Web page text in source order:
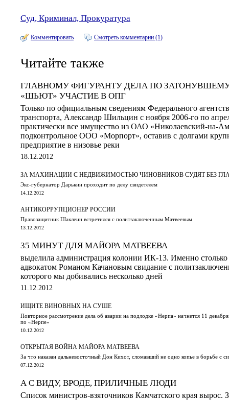
Суд, Криминал, Прокуратура
Комментировать Смотреть комментарии (1)
Читайте также
ГЛАВНОМУ ФИГУРАНТУ ДЕЛА ПО
«ШЬЮТ» УЧАСТИЕ В ОПГ
Только по официальным сведениям Федерального
транспорта, Александр Шильцин с ноября 2006-го по
практически все имущество из ОАО «Николаевский-на-
подконтрольное ООО «Морпорт», оставив с долгами
предприятие в низовье реки
18.12.2012
ЗА МАХИНАЦИИ С НЕДВИЖИМОСТЬЮ ЧИНОВНИКОВ СУДЯТ БЕЗ
Экс-губернатор Дарькин проходит по делу свидетелем
14.12.2012
АНТИКОРРУПЦИОНЕР РОССИИ
Правозащитник Шаклеин встретился с политзаключенным Матвеевым
13.12.2012
35 МИНУТ ДЛЯ МАЙОРА МАТВЕЕВА
выделила администрация колонии ИК-13. Именно
адвокатом Романом Качановым свидание с
которого мы добивались несколько дней
11.12.2012
ИЩИТЕ ВИНОВНЫХ НА СУШЕ
Повторное рассмотрение дела об аварии на подлодке «Нерпа» начнется 11
по «Нерпе»
10.12.2012
ОТКРЫТАЯ ВОЙНА МАЙОРА МАТВЕЕВА
За что наказан дальневосточный Дон Кихот, сломавший не одно копье в борьбе с
07.12.2012
А С ВИДУ, ВРОДЕ, ПРИЛИЧНЫЕ ЛЮДИ
Список министров-взяточников Камчатского края вырос.